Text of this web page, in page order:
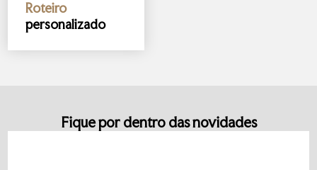
Roteiro
personalizado
Fique por dentro das novidades